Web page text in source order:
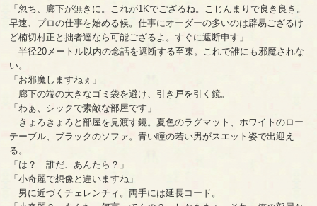
「忽ち、廊下が無きに。これが1Kでござるね。こじんまりで良き良き。
早速、プロの仕事を始める候。仕事にオーダーの多いのは辟易ござるけ
ど楠切村正と拙者達なら可能ござるよ。すぐに遮断申す」
半径20メートル以内の念話を遮断する至東。これで誰にも邪魔されな
い。
「お邪魔しますねぇ」
廊下の端の大きなゴミ袋を避け、引き戸を引く鏡。
「わぁ、シックで素敵な部屋です」
きょろきょろと部屋を見渡す鏡。夏色のラグマット、ホワイトのロー
テーブル、ブラックのソファ。青い瞳の若い男がスエット姿で出迎え
る。
「は？ 誰だ、あんたら？」
「小奇麗で想像と違いますね」
男に近づくチェレンチィ。両手には延長コード。